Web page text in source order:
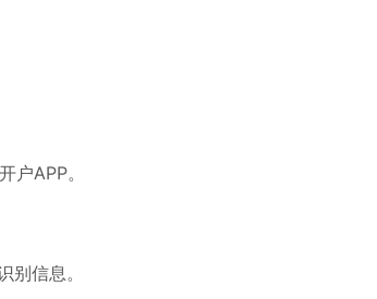
户APP。
别信息。